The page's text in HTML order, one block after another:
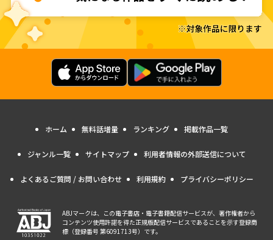
ホーム 無料話増量 ランキング 掲載作品一覧
ジャンル一覧 サイトマップ 利用者情報の外部送信について
よくあるご質問 / お問い合わせ 利用規約 プライバシーポリシー
ABJマークは、この電子書店・電子書籍配信サービスが、著作権者から
コンテンツ使用許諾を得た正規版配信サービスであることを示す登録商
標（登録番号 第6091713号）です。